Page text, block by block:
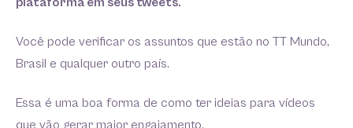
Você pode verificar os assuntos que estão no TT Mundo,
Brasil e qualquer outro país.
Essa é uma boa forma de como ter ideias para vídeos